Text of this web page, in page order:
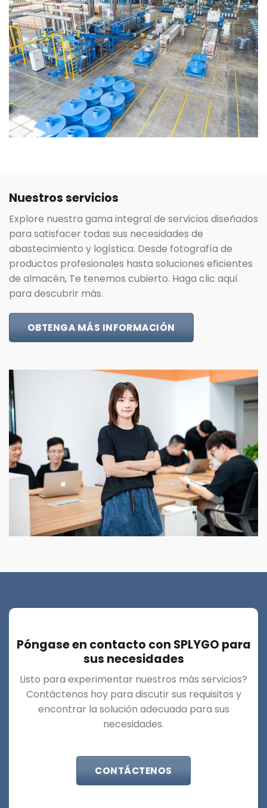
Nuestros servicios
Explore nuestra gama integral de servicios diseñados
para satisfacer todas sus necesidades de
abastecimiento y logística. Desde fotografía de
productos profesionales hasta soluciones eficientes
de almacén, Te tenemos cubierto. Haga clic aquí
para descubrir más.
OBTENGA MÁS INFORMACIÓN
Póngase en contacto con SPLYGO para
sus necesidades
Listo para experimentar nuestros más servicios?
Contáctenos hoy para discutir sus requisitos y
encontrar la solución adecuada para sus
necesidades.
CONTÁCTENOS